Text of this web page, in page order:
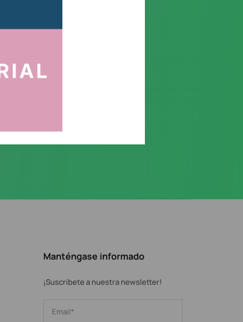
Manténgase informado
¡Suscríbete a nuestra newsletter!